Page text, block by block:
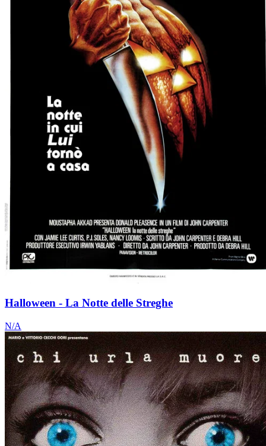
Halloween - La Notte delle Streghe
N/A